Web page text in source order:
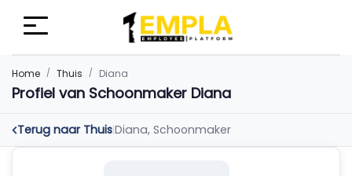
Home Thuis Diana
Profiel van Schoonmaker Diana
Terug naar Thuis|Diana, Schoonmaker